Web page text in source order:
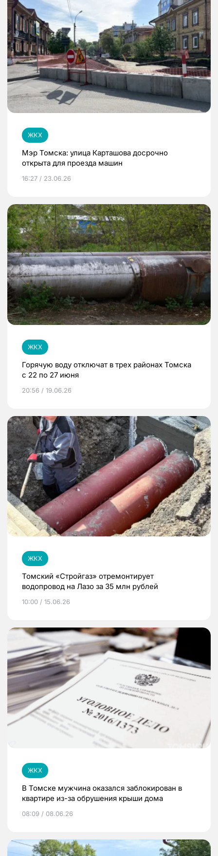
ЖКХ
Мэр Томска: улица Карташова досрочно
открыта для проезда машин
16:27 / 23.06.26
ЖКХ
Горячую воду отключат в трех районах Томска
с 22 по 27 июня
20:56 / 19.06.26
ЖКХ
Томский «Стройгаз» отремонтирует
водопровод на Лазо за 35 млн рублей
10:00 / 15.06.26
ЖКХ
В Томске мужчина оказался заблокирован в
квартире из-за обрушения крыши дома
08:09 / 08.06.26